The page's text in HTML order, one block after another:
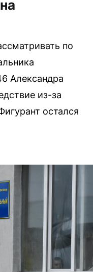
по
Александра
из-за
остался